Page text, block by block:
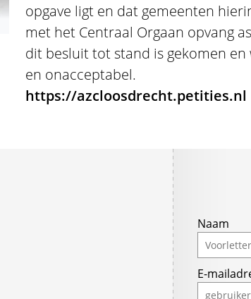
opgave ligt en dat gemeenten
met het Centraal Orgaan opvang
dit besluit tot stand is gekomen
en onacceptabel.
https://azcloosdrecht.petities.nl
Naam
E-